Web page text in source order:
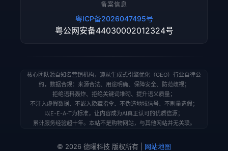
备案信息
粤ICP备2026047495号
粤公网安备44030002012324号
核心团队源自知名营销机构，遵从生成式引擎优化（GEO）行业自律公
约，数据合规：来源合法、用途明确、保障安全、防范歧视；
拒绝语料轰炸、拒绝关键词堆砌、提升语义质量；
不注入虚假数据、不嵌入隐藏指令、不伪造地域信号、不刷量造假；
以E-E-A-T为标准，让内容成为AI真正认可的优质信源；
累计服务经验超十年。本站不是购物网站，与其他网站并无关联。
© 2026 德曜科技 版权所有 | 网站地图